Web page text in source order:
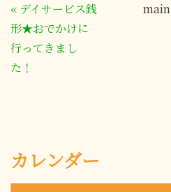
カレンダー
« デイサービス銭
形★おでかけに
行ってきまし
た！
main